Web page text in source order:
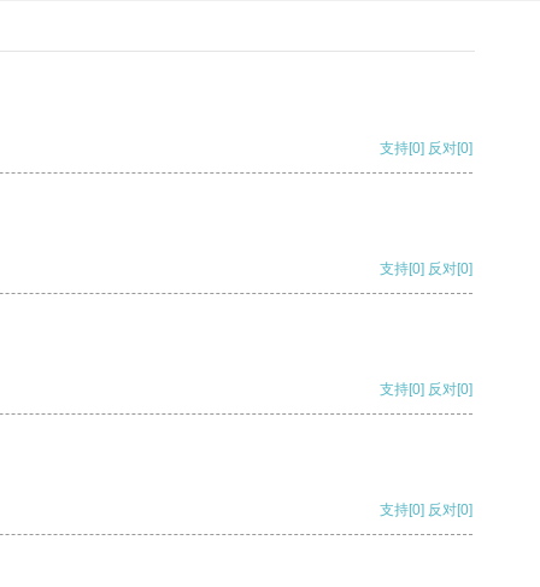
支持[0] 反对[0]
支持[0] 反对[0]
支持[0] 反对[0]
支持[0] 反对[0]